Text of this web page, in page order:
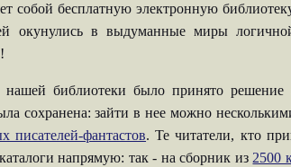
собой бесплатную электронную
окунулись в выдуманные миры
библиотеки было принято решение
сохранена: зайти в нее можно
писателей-фантастов. Те читатели, кто
напрямую: так - на сборник из 2500